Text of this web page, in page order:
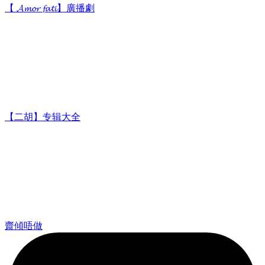
【 𝓐𝓶𝓸𝓻 𝓯𝓪𝓽𝓲】廣播劇
【二胡】专辑大全
齋傾唔做